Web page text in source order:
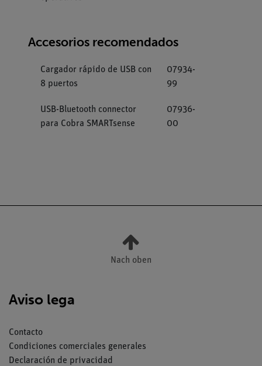
Accesorios recomendados
Cargador rápido de USB con
8 puertos
07934-
99
USB-Bluetooth connector
para Cobra SMARTsense
07936-
00
Nach oben
Aviso lega
Contacto
Condiciones comerciales generales
Declaración de privacidad